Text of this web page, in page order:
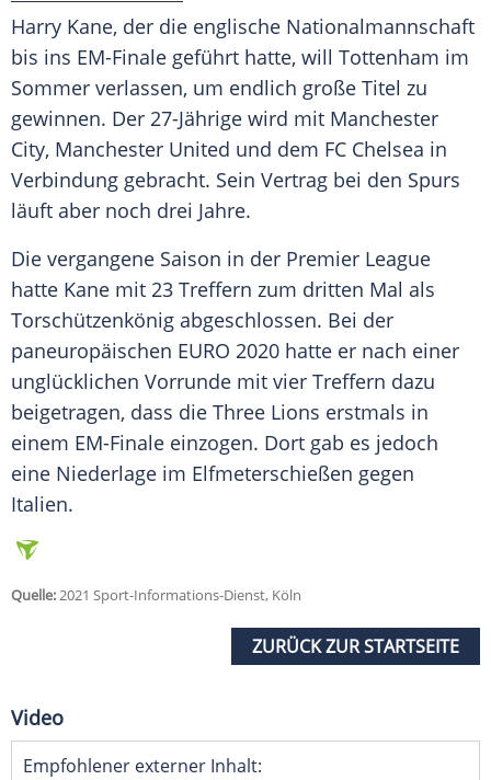
Harry Kane, der die englische Nationalmannschaft
bis ins EM-Finale geführt hatte, will Tottenham im
Sommer verlassen, um endlich große Titel zu
gewinnen. Der 27-Jährige wird mit Manchester
City, Manchester United und dem FC Chelsea in
Verbindung gebracht. Sein Vertrag bei den Spurs
läuft aber noch drei Jahre.
Die vergangene Saison in der Premier League
hatte Kane mit 23 Treffern zum dritten Mal als
Torschützenkönig abgeschlossen. Bei der
paneuropäischen EURO 2020 hatte er nach einer
unglücklichen Vorrunde mit vier Treffern dazu
beigetragen, dass die Three Lions erstmals in
einem EM-Finale einzogen. Dort gab es jedoch
eine Niederlage im Elfmeterschießen gegen
Italien.
Quelle:2021 Sport-Informations-Dienst, Köln
ZURÜCK ZUR STARTSEITE
Video
Empfohlener externer Inhalt: